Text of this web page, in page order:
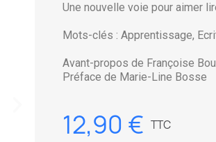
Une nouvelle voie pour aimer
Mots-clés : Apprentissage,
Avant-propos de Françoise
Préface de Marie-Line Bosse
12,90 € TTC